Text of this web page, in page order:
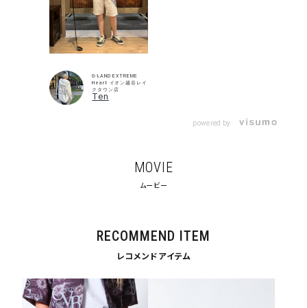
G-LAND EXTREME
Heart イオン越谷レイ
クタウン店
Ten
powered by
MOVIE
ムービー
RECOMMEND ITEM
レコメンドアイテム